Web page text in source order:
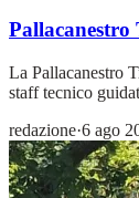
Pallacanestro
La Pallacanestro
staff tecnico
redazione·6 ago